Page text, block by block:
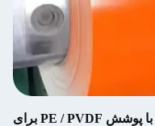
طومار آلومینیوم پیش رنگ شده با پوشش PE / PVDF برای